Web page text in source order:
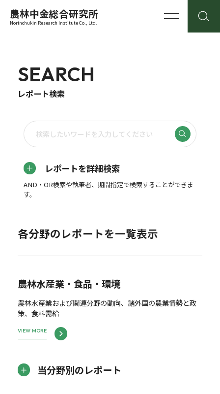
農林中金総合研究所
Norinchukin Research Institute Co., Ltd.
SEARCH
レポート検索
レポートを詳細検索
AND・OR検索や執筆者、期間指定で検索することができま
す。
各分野のレポートを一覧表示
農林水産業・食品・環境
農林水産業および関連分野の動向、諸外国の農業情勢と政
策、食料需給
VIEW MORE
当分野別のレポート